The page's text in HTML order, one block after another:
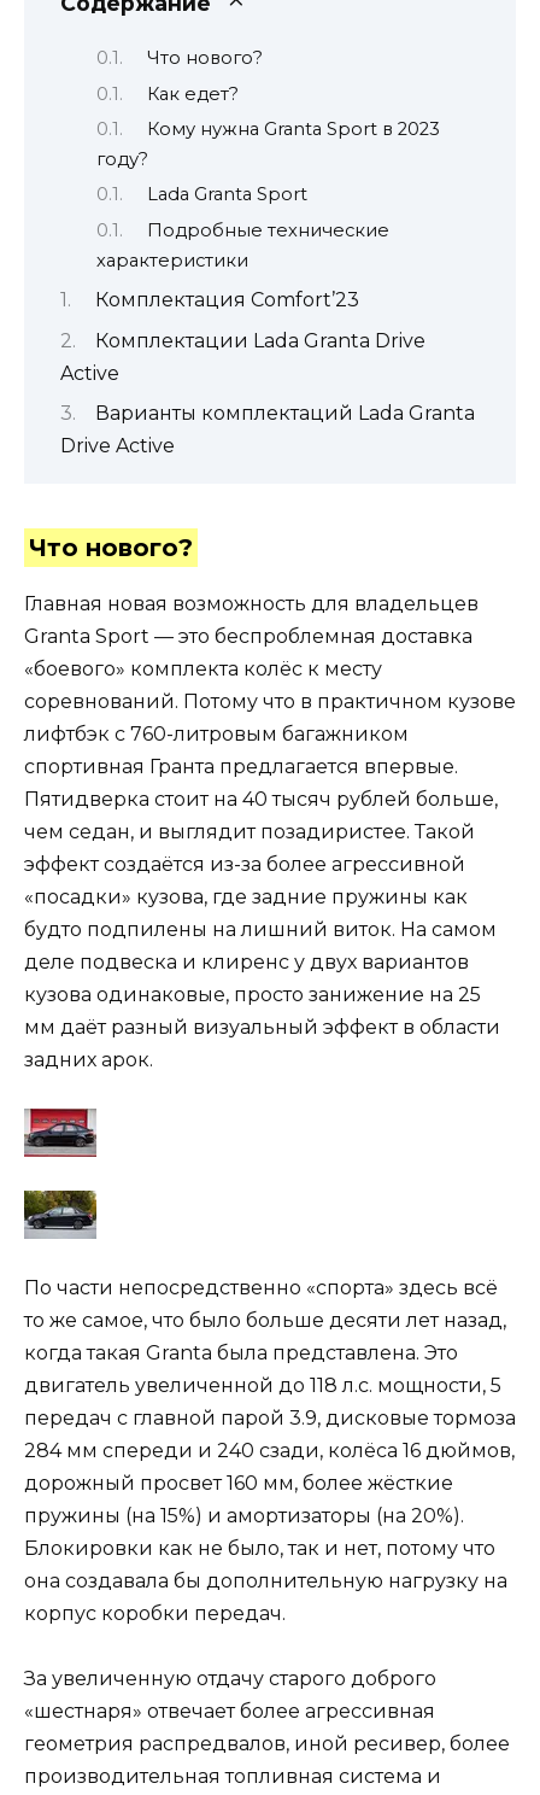
Что нового?
Как едет?
Кому нужна Granta Sport в 2023
году?
Lada Granta Sport
Подробные технические
характеристики
Комплектация Comfort’23
Комплектации Lada Granta Drive
Active
Варианты комплектаций Lada Granta
Drive Active
Что нового?
Главная новая возможность для владельцев
Granta Sport — это беспроблемная доставка
«боевого» комплекта колёс к месту
соревнований. Потому что в практичном кузове
лифтбэк с 760-литровым багажником
спортивная Гранта предлагается впервые.
Пятидверка стоит на 40 тысяч рублей больше,
чем седан, и выглядит позадиристее. Такой
эффект создаётся из-за более агрессивной
«посадки» кузова, где задние пружины как
будто подпилены на лишний виток. На самом
деле подвеска и клиренс у двух вариантов
кузова одинаковые, просто занижение на 25
мм даёт разный визуальный эффект в области
задних арок.
По части непосредственно «спорта» здесь всё
то же самое, что было больше десяти лет назад,
когда такая Granta была представлена. Это
двигатель увеличенной до 118 л.с. мощности, 5
передач с главной парой 3.9, дисковые тормоза
284 мм спереди и 240 сзади, колёса 16 дюймов,
дорожный просвет 160 мм, более жёсткие
пружины (на 15%) и амортизаторы (на 20%).
Блокировки как не было, так и нет, потому что
она создавала бы дополнительную нагрузку на
корпус коробки передач.
За увеличенную отдачу старого доброго
«шестнаря» отвечает более агрессивная
геометрия распредвалов, иной ресивер, более
производительная топливная система и